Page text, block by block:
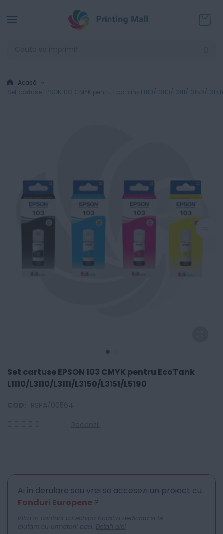
Acasă
Set cartuse EPSON 103 CMYK pentru EcoTank L1110/L3110/L3111/L3150/
Set cartuse EPSON 103 CMYK pentru EcoTank
L1110/L3110/L3111/L3150/L3151/L5190
Ai in derulare sau vrei sa accesezi un proiect cu
Fonduri Europene ?
Intra in contact cu echipa noastra dedicata si te
ajutam cu urmatorii pasi. Detalii aici